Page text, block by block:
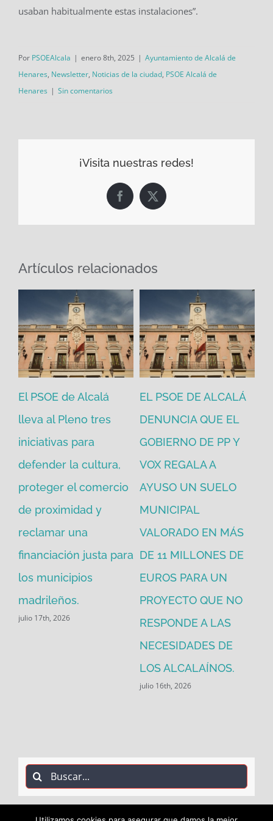
usaban habitualmente estas instalaciones”.
Por PSOEAlcala | enero 8th, 2025 | Ayuntamiento de Alcalá de
Henares, Newsletter, Noticias de la ciudad, PSOE Alcalá de
Henares | Sin comentarios
¡Visita nuestras redes!
Facebook
X
Artículos relacionados
El PSOE de Alcalá
lleva al Pleno tres
iniciativas para
defender la cultura,
proteger el comercio
de proximidad y
reclamar una
financiación justa para
los municipios
madrileños.
julio 17th, 2026
EL PSOE DE ALCALÁ
DENUNCIA QUE EL
GOBIERNO DE PP Y
VOX REGALA A
AYUSO UN SUELO
MUNICIPAL
VALORADO EN MÁS
DE 11 MILLONES DE
EUROS PARA UN
PROYECTO QUE NO
RESPONDE A LAS
NECESIDADES DE
LOS ALCALAÍNOS.
julio 16th, 2026
Buscar: